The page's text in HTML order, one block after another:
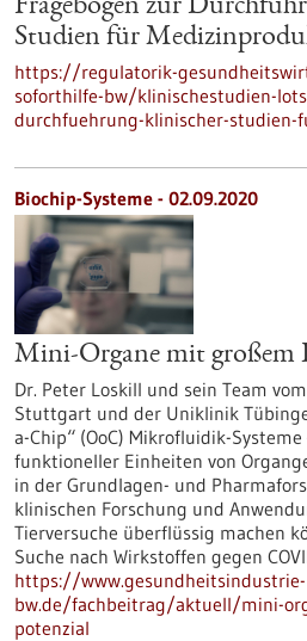
Fragebogen zur
Studien für
https://regulatorik-
soforthilfe-bw/klinischestudien-
durchfuehrung-klinischer-studien-
Biochip-Systeme - 02.09.2020
Mini-Organe mit großem
Dr. Peter Loskill und sein Team
Stuttgart und der Uniklinik
a-Chip“ (OoC) Mikrofluidik-
funktioneller Einheiten von
in der Grundlagen- und
klinischen Forschung und
Tierversuche überflüssig machen
Suche nach Wirkstoffen gegen
https://www.gesundheitsindustrie-
bw.de/fachbeitrag/aktuell/mini-
potenzial